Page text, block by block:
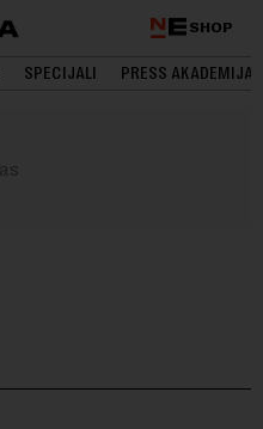
SHOP
SPECIJALI PRESS AKADEMIJA